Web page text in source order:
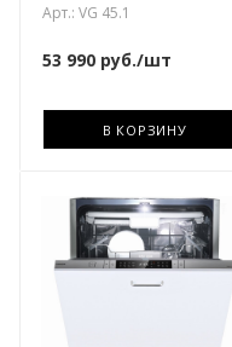
Арт.: VG 45.1
53 990 руб./шт
В КОРЗИНУ